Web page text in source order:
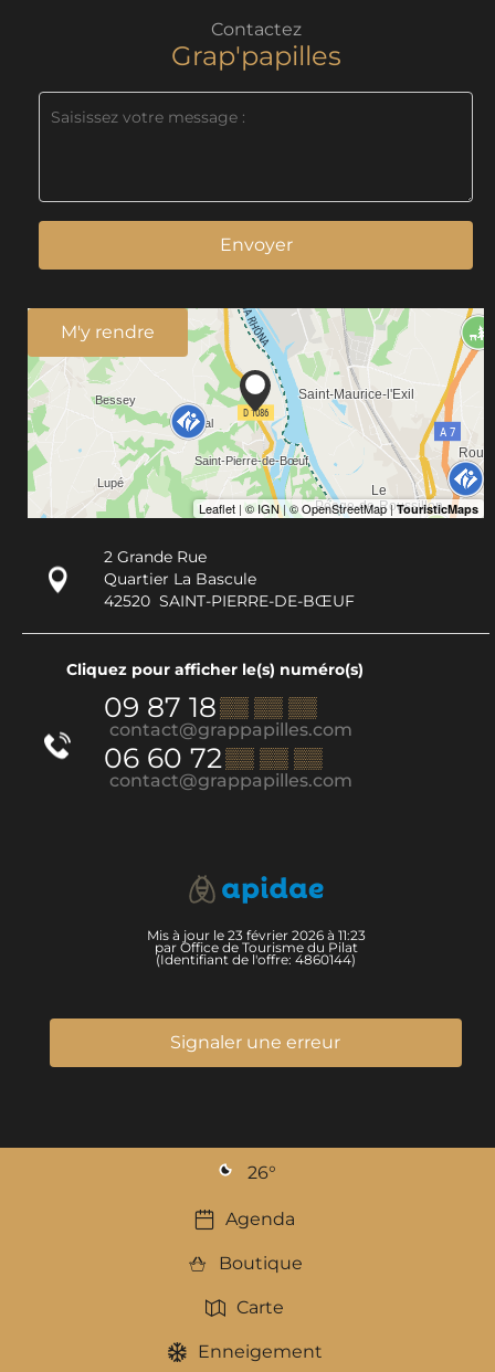
Contactez
Grap'papilles
Envoyer
M'y rendre
2 Grande Rue
Quartier La Bascule
42520 SAINT-PIERRE-DE-BŒUF
Cliquez pour afficher le(s) numéro(s)
09 87 18▒▒ ▒▒ ▒▒
contact@grappapilles.com
06 60 72▒▒ ▒▒ ▒▒
contact@grappapilles.com
Mis à jour le 23 février 2026 à 11:23
par Office de Tourisme du Pilat
(Identifiant de l'offre: 4860144)
Signaler une erreur
26°
Agenda
Boutique
Carte
Enneigement